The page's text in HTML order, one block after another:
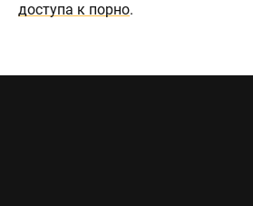
доступа к порно.